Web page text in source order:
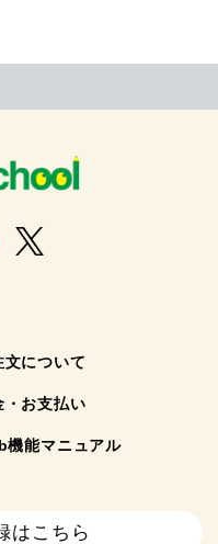
文について
・お支払い
機能マニュアル
はこちら